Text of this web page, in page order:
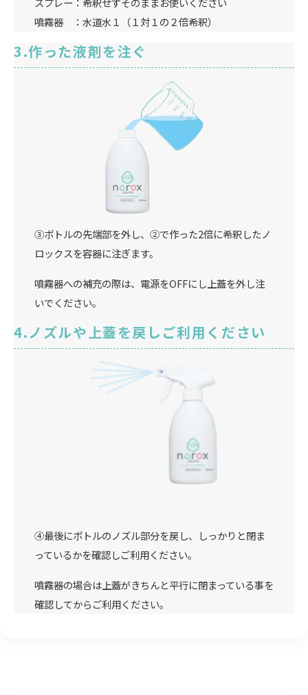
噴霧器 ：水道水１（１対１の２倍希釈）
作った液剤を注ぐ
③ボトルの先端部を外し、②で作った2倍に希釈したノ
ロックスを容器に注ぎます。
噴霧器への補充の際は、電源をOFFにし上蓋を外し注
いでください。
ノズルや上蓋を戻しご利用ください
④最後にボトルのノズル部分を戻し、しっかりと閉ま
っているかを確認しご利用ください。
噴霧器の場合は上蓋がきちんと平行に閉まっている事を
確認してからご利用ください。